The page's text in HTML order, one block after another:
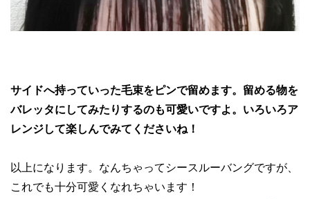
サイドへ持っていった毛束をピンで留めます。留める物を
バレッタにしてみたりするのも可愛いですよ。いろいろア
レンジして楽しんでみてくださいね！
以上になります。なんちゃってシースルーバングですが、
これでも十分可愛くなれちゃいます！